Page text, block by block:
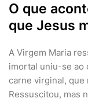
O que
que Jesus
A Virgem Maria
imortal uniu-se ao
carne virginal, que
Ressuscitou, mas